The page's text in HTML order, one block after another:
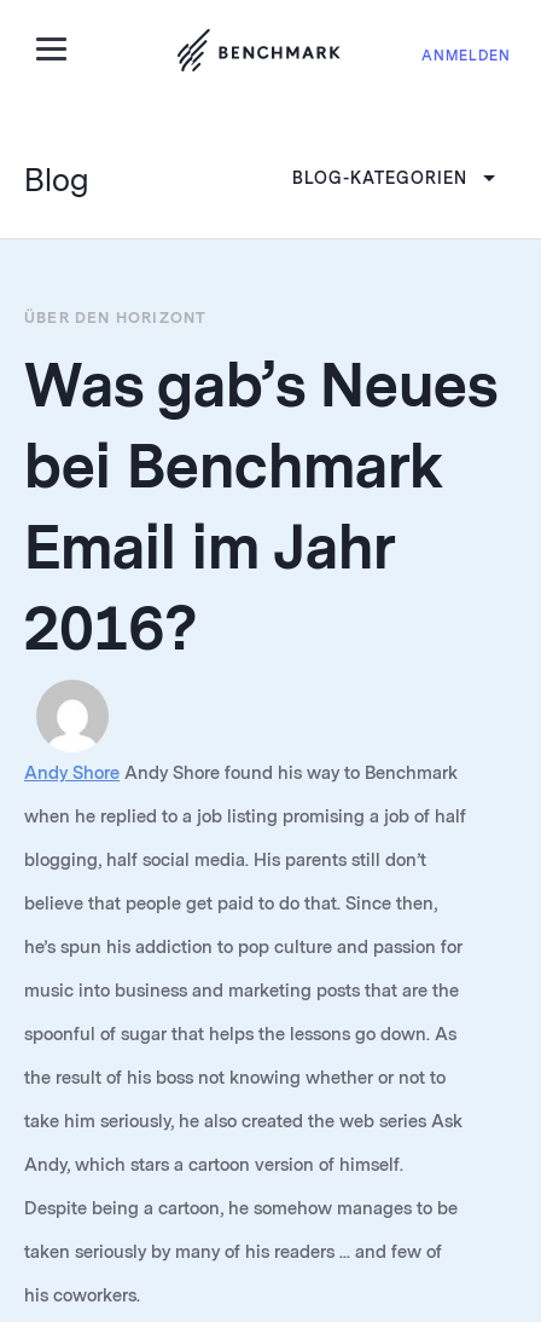
ANMELDEN
Blog BLOG-KATEGORIEN
ÜBER DEN HORIZONT
Was gab’s Neues
bei Benchmark
Email im Jahr
2016?
Andy Shore Andy Shore found his way to Benchmark
when he replied to a job listing promising a job of half
blogging, half social media. His parents still don’t
believe that people get paid to do that. Since then,
he’s spun his addiction to pop culture and passion for
music into business and marketing posts that are the
spoonful of sugar that helps the lessons go down. As
the result of his boss not knowing whether or not to
take him seriously, he also created the web series Ask
Andy, which stars a cartoon version of himself.
Despite being a cartoon, he somehow manages to be
taken seriously by many of his readers ... and few of
his coworkers.